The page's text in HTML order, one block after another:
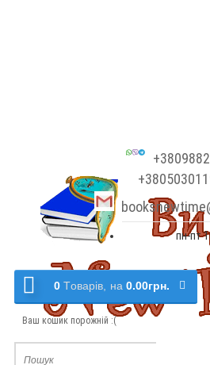
пн-пт
0 Tоварів, на 0.00грн.
Ваш кошик порожній :(